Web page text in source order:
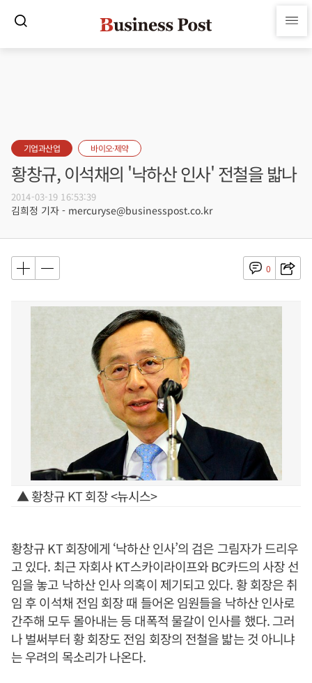
기업과산업 바이오·제약
황창규, 이석채의 '낙하산 인사' 전철을 밟나
2014-03-19 16:53:39
김희정 기자 - mercuryse@businesspost.co.kr
0
▲ 황창규 KT 회장 <뉴시스>
황창규 KT 회장에게 ‘낙하산 인사’의 검은 그림자가 드리우
고 있다. 최근 자회사 KT스카이라이프와 BC카드의 사장 선
임을 놓고 낙하산 인사 의혹이 제기되고 있다. 황 회장은 취
임 후 이석채 전임 회장 때 들어온 임원들을 낙하산 인사로
간주해 모두 몰아내는 등 대폭적 물갈이 인사를 했다. 그러
나 벌써부터 황 회장도 전임 회장의 전철을 밟는 것 아니냐
는 우려의 목소리가 나온다.